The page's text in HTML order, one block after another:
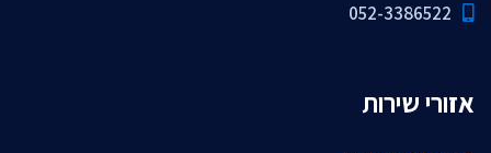
052-3386522
אזורי שירות